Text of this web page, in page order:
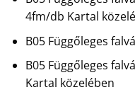
4fm/db Kartal
B05 Függőleges
B05 Függőleges
Kartal közelében